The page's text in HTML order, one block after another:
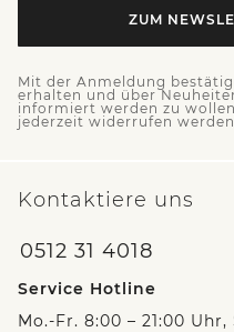
ZUM
Mit der Anmeldung
erhalten und über
informiert werden zu
jederzeit widerrufen werden.
Kontaktiere uns
0512 31 4018
Service Hotline
Mo.-Fr. 8:00 – 21:00 Uhr,